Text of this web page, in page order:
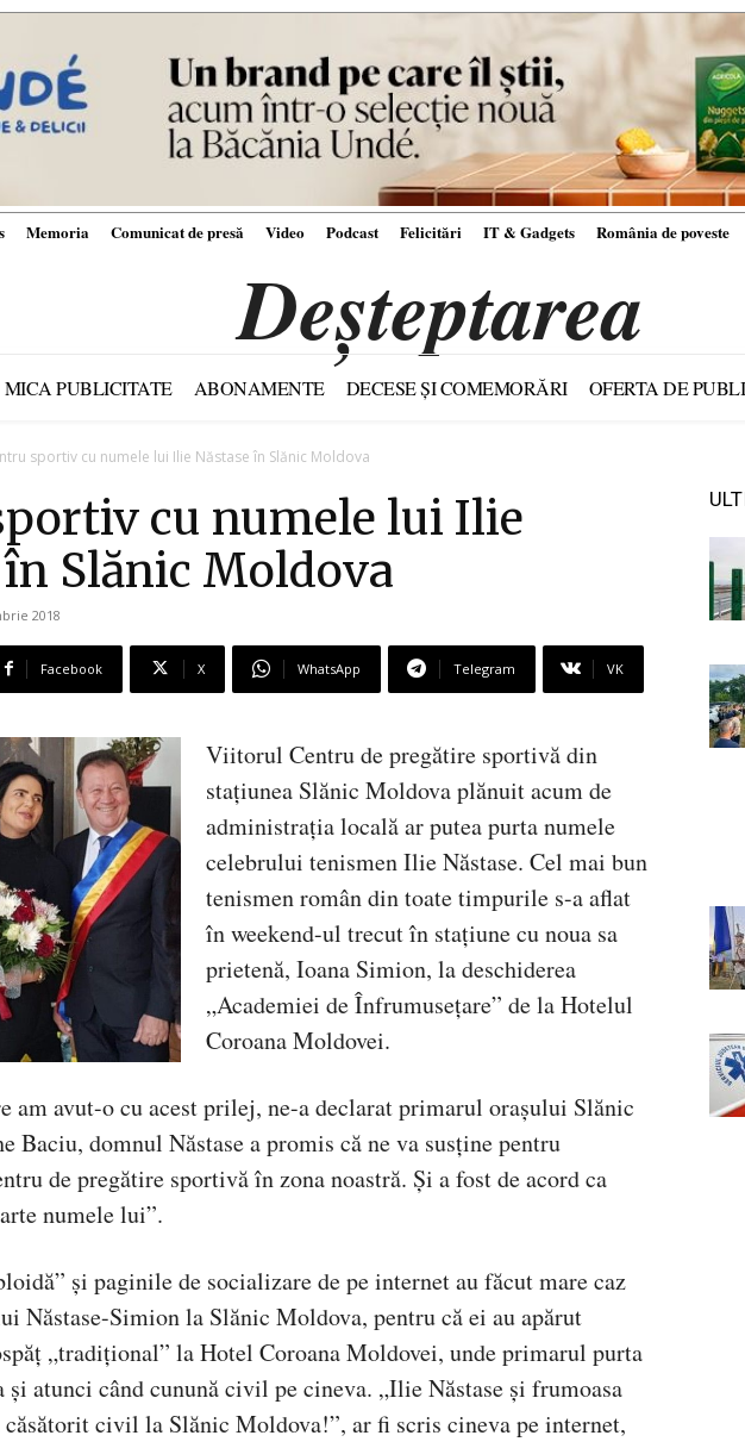
Memoria Comunicat de presă Video Podcast Felicitări IT & Gadgets România de poveste
Deșteptarea
MICA PUBLICITATE ABONAMENTE DECESE ȘI COMEMORĂRI OFERTA DE
sportiv cu numele lui Ilie Năstase în Slănic Moldova
cu numele lui Ilie
în Slănic Moldova
2018
Facebook X WhatsApp Telegram VK
Viitorul Centru de pregătire sportivă din
stațiunea Slănic Moldova plănuit acum de
administrația locală ar putea purta numele
celebrului tenismen Ilie Năstase. Cel mai bun
tenismen român din toate timpurile s-a aflat
în weekend-ul trecut în stațiune cu noua sa
prietenă, Ioana Simion, la deschiderea
„Academiei de Înfrumusețare” de la Hotelul
Coroana Moldovei.
am avut-o cu acest prilej, ne-a declarat primarul orașului Slănic
Baciu, domnul Năstase a promis că ne va susține pentru
de pregătire sportivă în zona noastră. Și a fost de acord ca
numele lui”.
și paginile de socializare de pe internet au făcut mare caz
Năstase-Simion la Slănic Moldova, pentru că ei au apărut
„tradițional” la Hotel Coroana Moldovei, unde primarul purta
și atunci când cunună civil pe cineva. „Ilie Năstase și frumoasa
civil la Slănic Moldova!”, ar fi scris cineva pe internet,